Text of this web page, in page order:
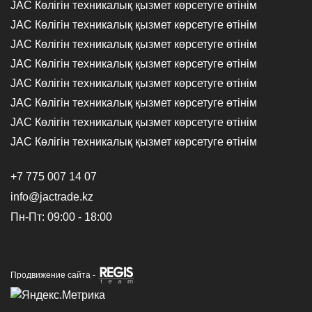
JAC Көлігін техникалық қызмет көрсетуге өтінім
JAC Көлігін техникалық қызмет көрсетуге өтінім
JAC Көлігін техникалық қызмет көрсетуге өтінім
JAC Көлігін техникалық қызмет көрсетуге өтінім
JAC Көлігін техникалық қызмет көрсетуге өтінім
JAC Көлігін техникалық қызмет көрсетуге өтінім
JAC Көлігін техникалық қызмет көрсетуге өтінім
JAC Көлігін техникалық қызмет көрсетуге өтінім
+7 775 007 14 07
info@jactrade.kz
Пн-Пт: 09:00 - 18:00
Продвижение сайта -